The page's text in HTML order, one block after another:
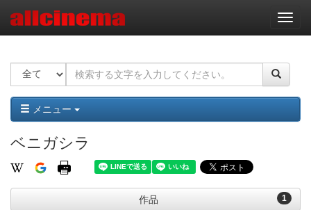
ナ
ビ
ー
ョ
ン
メニュー
ベニガシラ
1
作品